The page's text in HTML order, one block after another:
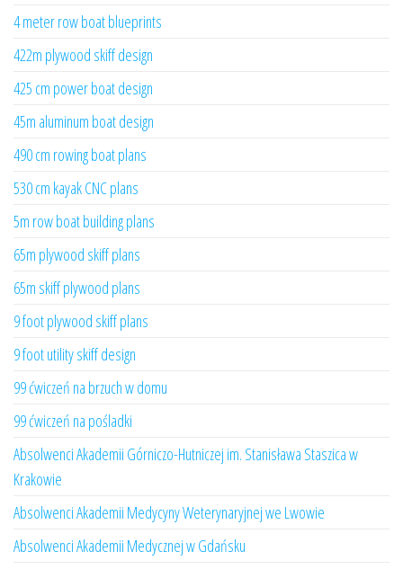
4 meter row boat blueprints
422m plywood skiff design
425 cm power boat design
45m aluminum boat design
490 cm rowing boat plans
530 cm kayak CNC plans
5m row boat building plans
65m plywood skiff plans
65m skiff plywood plans
9 foot plywood skiff plans
9 foot utility skiff design
99 ćwiczeń na brzuch w domu
99 ćwiczeń na pośladki
Absolwenci Akademii Górniczo-Hutniczej im. Stanisława Staszica w
Krakowie
Absolwenci Akademii Medycyny Weterynaryjnej we Lwowie
Absolwenci Akademii Medycznej w Gdańsku